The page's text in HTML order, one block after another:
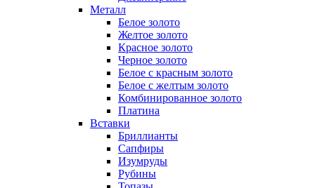
Металл
Белое золото
Желтое золото
Красное золото
Черное золото
Белое с красным золото
Белое с желтым золото
Комбинированное золото
Платина
Вставки
Бриллианты
Сапфиры
Изумруды
Рубины